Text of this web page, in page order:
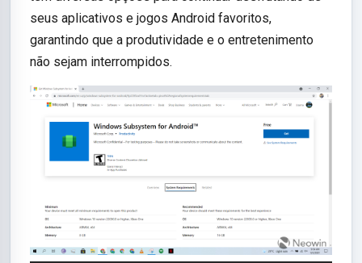
seus aplicativos e jogos Android favoritos,
garantindo que a produtividade e o entretenimento
não sejam interrompidos.